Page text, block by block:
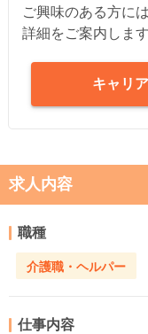
ご興味のある方に
詳細をご案内しま
キャリ
求人内容
職種
介護職・ヘルパー
仕事内容